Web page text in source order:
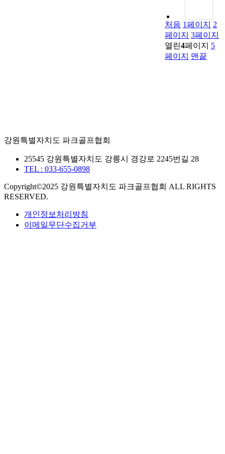
처음 1페이지
2
페이지 3페이지
열린4페이지
5
페이지
맨끝
강원특별자치도 파크골프협회
25545 강원특별자치도 강릉시 경강로 2245번길 28
TEL : 033-655-0898
Copyright©2025 강원특별자치도 파크골프협회 ALL RIGHTS
RESERVED.
개인정보처리방침
이메일무단수집거부